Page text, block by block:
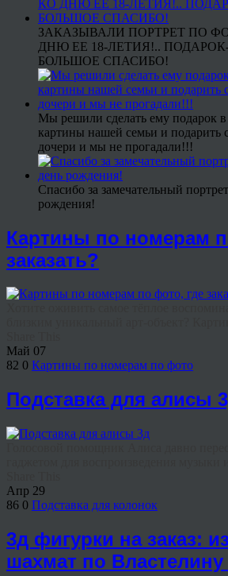
ЗАКАЗЫВАЛИ ПОРТРЕТ ПО
ДНЮ ЕЕ 18-ЛЕТИЯ!..
БОЛЬШОЕ СПАСИБО!
Мы решили сделать ему подарок в
картины нашей семьи и подарить
дочери и мы не прогадали!!!
Спасибо за замечательный
рождения!
Картины по номерам
заказать?
Май 07
82 0 Картины по номерам по фото
Подставка для алисы
Апр 29
86 0 Подставка для колонок
3д фигурки на заказ:
шахмат по